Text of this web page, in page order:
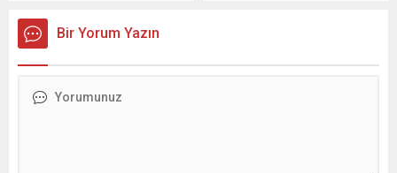
düzenlenen 24. Ahmet
Hamdi Tanpınar Edebiyat
makale dalında
Bir Yorum Yazın